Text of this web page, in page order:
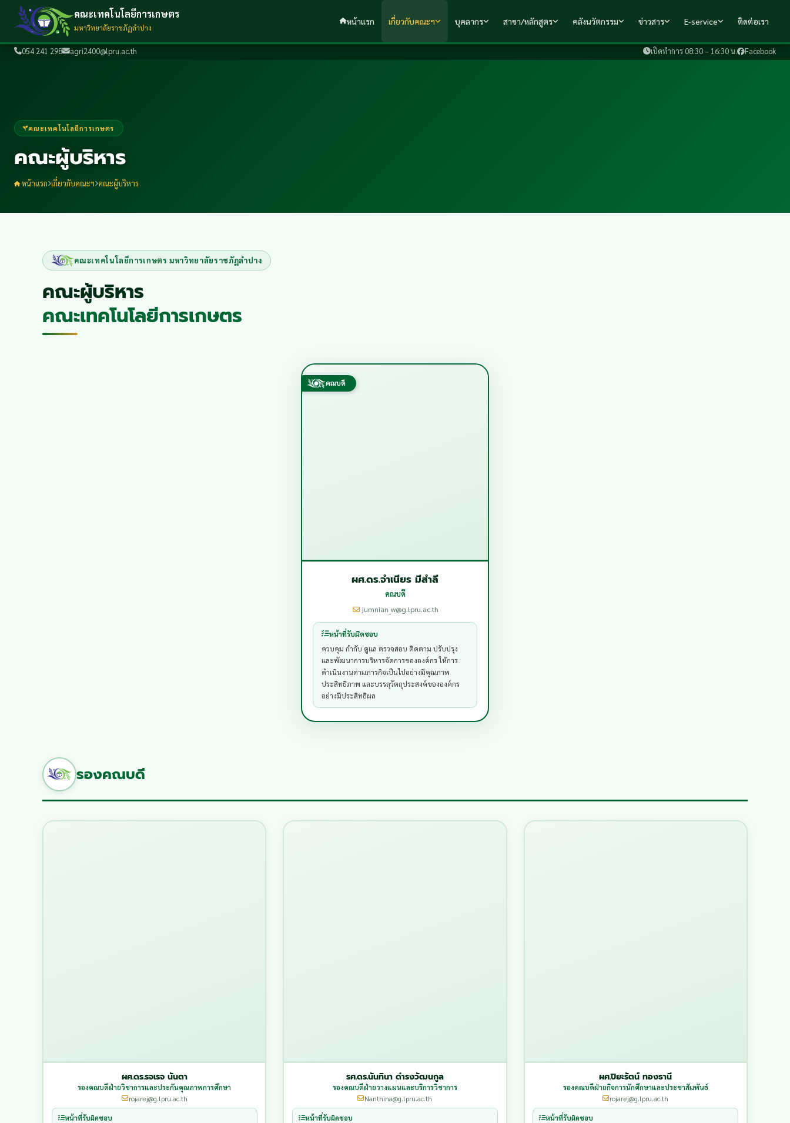
054 241 298 agri2400@lpru.ac.th เปิดทำการ 08:30 – 16:30 น. Facebook
คณะเทคโนโลยีการเกษตร
มหาวิทยาลัยราชภัฏลำปาง
หน้าแรก เกี่ยวกับคณะฯ บุคลากร สาขา/หลักสูตร คลังนวัตกรรม ข่าวสาร E-service ติดต่อเรา
คณะเทคโนโลยีการเกษตร
คณะผู้บริหาร
หน้าแรก เกี่ยวกับคณะฯ คณะผู้บริหาร
คณะเทคโนโลยีการเกษตร มหาวิทยาลัยราชภัฏลำปาง
คณะผู้บริหาร
คณะเทคโนโลยีการเกษตร
คณบดี
ผศ.ดร.จำเนียร มีสำลี
คณบดี
jumnian_w@g.lpru.ac.th
หน้าที่รับผิดชอบ
ควบคุม กำกับ ดูแล ตรวจสอบ ติดตาม ปรับปรุง
และพัฒนาการบริหารจัดการขององค์กร ให้การ
ดำเนินงานตามภารกิจเป็นไปอย่างมีคุณภาพ
ประสิทธิภาพ และบรรลุวัตถุประสงค์ขององค์กร
อย่างมีประสิทธิผล
รองคณบดี
ผศ.ดร.รจเรจ นันตา
รองคณบดีฝ่ายวิชาการและประกันคุณภาพการศึกษา
rojarej@g.lpru.ac.th
หน้าที่รับผิดชอบ
รศ.ดร.นันทินา ดำรงวัฒนกูล
รองคณบดีฝ่ายวางแผนและบริการวิชาการ
Nanthina@g.lpru.ac.th
หน้าที่รับผิดชอบ
ผศ.ปิยะรัตน์ ทองธานี
รองคณบดีฝ่ายกิจการนักศึกษาและประชาสัมพันธ์
rojarej@g.lpru.ac.th
หน้าที่รับผิดชอบ